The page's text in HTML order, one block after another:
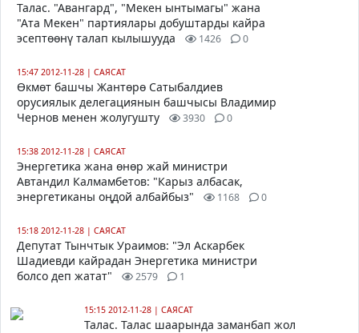
Талас. "Авангард", "Мекен ынтымагы" жана
"Ата Мекен" партиялары добуштарды кайра
эсептөөнү талап кылышууда
1426 0
15:47 2012-11-28 | САЯСАТ
Өкмөт башчы Жантөрө Сатыбалдиев
орусиялык делегациянын башчысы Владимир
Чернов менен жолугушту
3930 0
15:38 2012-11-28 | САЯСАТ
Энергетика жана өнөр жай министри
Автандил Калмамбетов: "Карыз албасак,
энергетиканы оңдой албайбыз"
1168 0
15:18 2012-11-28 | САЯСАТ
Депутат Тынчтык Ураимов: "Эл Аскарбек
Шадиевди кайрадан Энергетика министри
болсо деп жатат"
2579 1
15:15 2012-11-28 | САЯСАТ
Талас. Талас шаарында заманбап жол